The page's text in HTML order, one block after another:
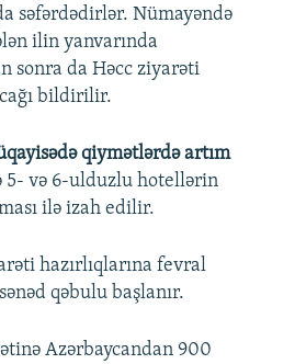
səfərdədirlər. Nümayəndə
ilin yanvarında
sonra da Həcc ziyarəti
bildirilir.
qiymətlərdə artım
5- və 6-ulduzlu hotellərin
ilə izah edilir.
hazırlıqlarına fevral
qəbulu başlanır.
Azərbaycandan 900